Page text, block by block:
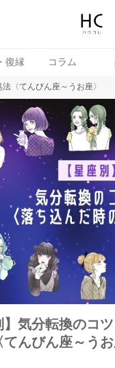
復縁 コラム
〈てんびん座～うお座〉
】気分転換のコ
んびん座～うお